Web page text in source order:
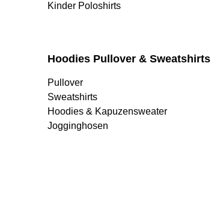
Kinder Poloshirts
Hoodies Pullover & Sweatshirts
Pullover
Sweatshirts
Hoodies & Kapuzensweater
Jogginghosen